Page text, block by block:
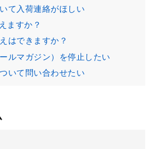
て入荷連絡がほしい
ますか？
はできますか？
ルマガジン）を停止したい
いて問い合わせたい